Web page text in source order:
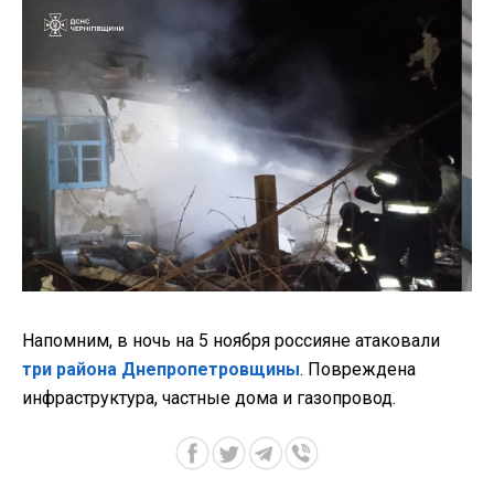
Напомним, в ночь на 5 ноября россияне атаковали
три района Днепропетровщины. Повреждена
инфраструктура, частные дома и газопровод.